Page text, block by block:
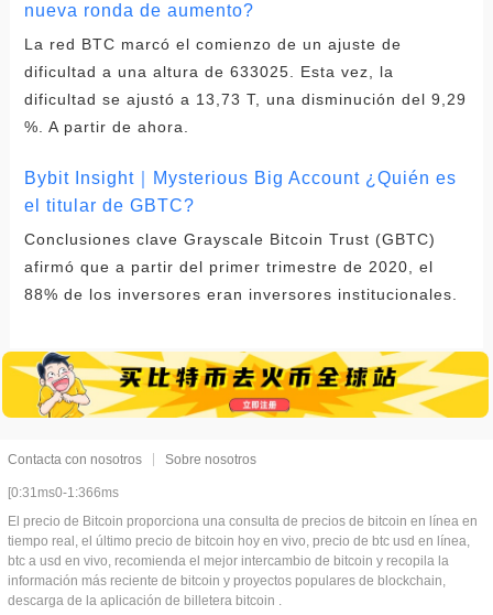
nueva ronda de aumento?
La red BTC marcó el comienzo de un ajuste de
dificultad a una altura de 633025. Esta vez, la
dificultad se ajustó a 13,73 T, una disminución del 9,29
%. A partir de ahora.
Bybit Insight｜Mysterious Big Account ¿Quién es
el titular de GBTC?
Conclusiones clave Grayscale Bitcoin Trust (GBTC)
afirmó que a partir del primer trimestre de 2020, el
88% de los inversores eran inversores institucionales.
Contacta con nosotros Sobre nosotros
[0:31ms0-1:366ms
El precio de Bitcoin proporciona una consulta de precios de bitcoin en línea en
tiempo real, el último precio de bitcoin hoy en vivo, precio de btc usd en línea,
btc a usd en vivo, recomienda el mejor intercambio de bitcoin y recopila la
información más reciente de bitcoin y proyectos populares de blockchain,
descarga de la aplicación de billetera bitcoin .